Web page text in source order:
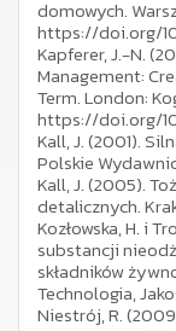
domowych.
https://doi.org/
Kapferer, J.-N.
Management:
Term. London:
https://doi.org/
Kall, J. (2001).
Polskie
Kall, J. (2005).
detalicznych.
Kozłowska, H. i
substancji
składników
Technologia,
Niestrój, R.